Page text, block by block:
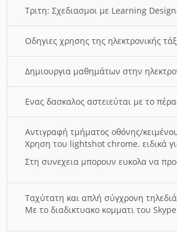
Τριτη: Σχεδιασμοι με Learning
Οδηγιες χρησης της ηλεκτρονικής
Δημιουργια μαθημάτων στην
Ενας δασκαλος αστειεύται με το
Αντιγραφή τμήματος οθόνης/
Χρηση του lightshot chrome. ειδικά
Στη συνεχεια μπορουν ευκολα να
Ταχύτατη και απλή σύγχρονη
Με το διαδικτυακο κομματι του